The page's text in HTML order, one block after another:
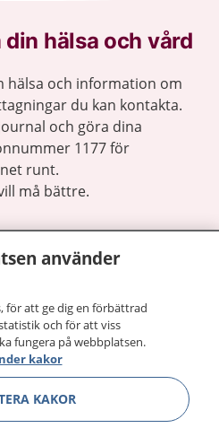
hälsa och vård
hälsa och information om
du kan kontakta.
och göra dina
1177 för
runt.
må bättre.
Visa
använder
för att ge dig en förbättrad
och för att viss
fungera på webbplatsen.
kakor
KAKOR